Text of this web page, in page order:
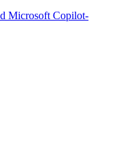
Microsoft Copilot-